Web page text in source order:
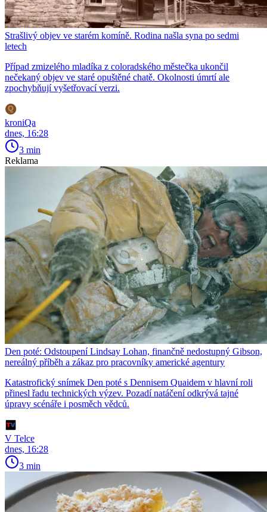
Strašlivý objev ve starém komíně. Rodina našla syna po sedmi
letech
Případ zmizelého mladíka z coloradského městečka ukončil
nečekaný objev ve staré opuštěné chatě. Okolnosti úmrtí ale
zpochybňují vyšetřovací verzi.
kroniQa
dnes, 16:28
3 min
Reklama
Den poté: Odstoupení Lindsay Lohan, finančně nedostupný Gibson,
nereálný příběh a zákaz pro pracovníky americké agentury
Katastrofický snímek Den poté s Dennisem Quaidem v hlavní roli
přinesl řadu technických výzev. Pozadí natáčení odkrývá tajné
úpravy scénáře i posměch vědců.
V Telce
dnes, 16:28
3 min